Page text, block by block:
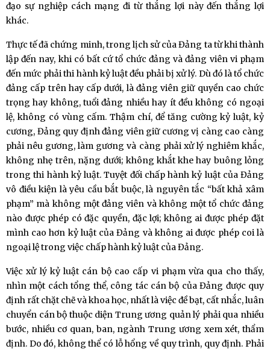
đạo sự nghiệp cách mạng đi từ thắng lợi này đến thắng lợi
khác.
Thực tế đã chứng minh, trong lịch sử của Đảng ta từ khi thành
lập đến nay, khi có bất cứ tổ chức đảng và đảng viên vi phạm
đến mức phải thi hành kỷ luật đều phải bị xử lý. Dù đó là tổ chức
đảng cấp trên hay cấp dưới, là đảng viên giữ quyền cao chức
trọng hay không, tuổi đảng nhiều hay ít đều không có ngoại
lệ, không có vùng cấm. Thậm chí, để tăng cường kỷ luật, kỷ
cương, Đảng quy định đảng viên giữ cương vị càng cao càng
phải nêu gương, làm gương và càng phải xử lý nghiêm khắc,
không nhẹ trên, nặng dưới; không khắt khe hay buông lỏng
trong thi hành kỷ luật. Tuyệt đối chấp hành kỷ luật của Đảng
vô điều kiện là yêu cầu bắt buộc, là nguyên tắc “bất khả xâm
phạm” mà không một đảng viên và không một tổ chức đảng
nào được phép có đặc quyền, đặc lợi; không ai được phép đặt
mình cao hơn kỷ luật của Đảng và không ai được phép coi là
ngoại lệ trong việc chấp hành kỷ luật của Đảng.
Việc xử lý kỷ luật cán bộ cao cấp vi phạm vừa qua cho thấy,
nhìn một cách tổng thể, công tác cán bộ của Đảng được quy
định rất chặt chẽ và khoa học, nhất là việc đề bạt, cất nhắc, luân
chuyển cán bộ thuộc diện Trung ương quản lý phải qua nhiều
bước, nhiều cơ quan, ban, ngành Trung ương xem xét, thẩm
định. Do đó, không thể có lỗ hổng về quy trình, quy định. Phải